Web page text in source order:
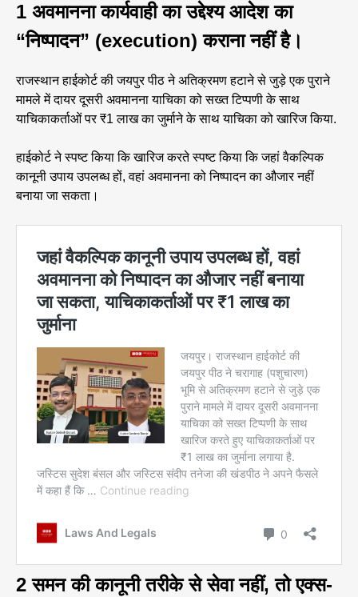
1 अवमानना कार्यवाही का उद्देश्य आदेश का
“निष्पादन” (execution) कराना नहीं है।
राजस्थान हाईकोर्ट की जयपुर पीठ ने अतिक्रमण हटाने से जुड़े एक पुराने
मामले में दायर दूसरी अवमानना याचिका को सख्त टिप्पणी के साथ
याचिकाकर्ताओं पर ₹1 लाख का जुर्माने के साथ याचिका को खारिज किया.
हाईकोर्ट ने स्पष्ट किया कि खारिज करते स्पष्ट किया कि जहां वैकल्पिक
कानूनी उपाय उपलब्ध हों, वहां अवमानना को निष्पादन का औजार नहीं
बनाया जा सकता।
2 समन की कानूनी तरीके से सेवा नहीं, तो एक्स-